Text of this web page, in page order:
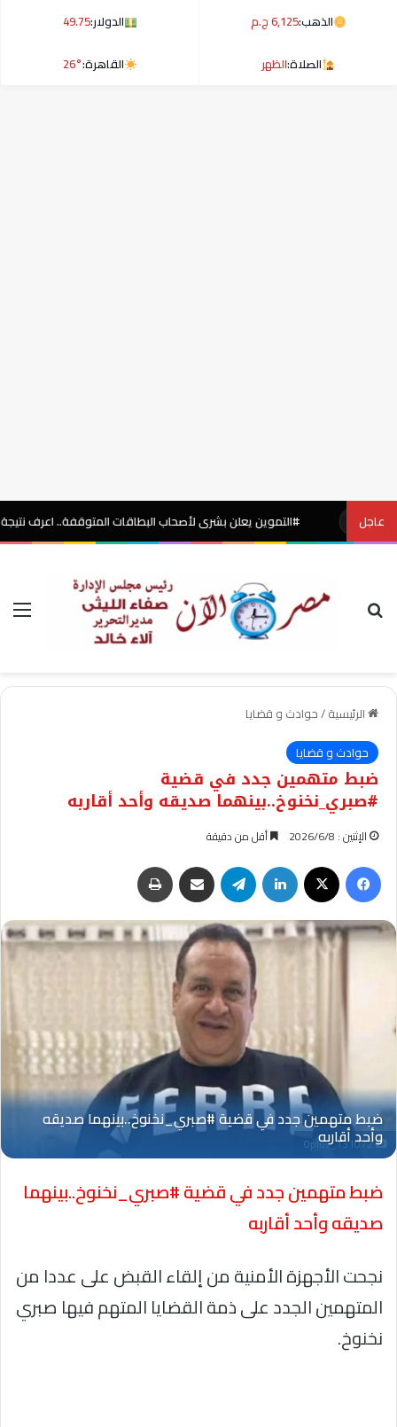
الذهب:6,125 ج.م الدولار:49.75
الصلاة:الظهر القاهرة:26°
عاجل #التموين يعلن بشرى لأصحاب البطاقات المتوقفة.. اعرف نتيجة التظلم
بحث عن
الرئيسية/حوادث و قضايا
حوادث و قضايا
ضبط متهمين جدد في قضية
#صبري_نخنوخ..بينهما صديقه وأحد أقاربه
الإثنين : 2026/6/8 أقل من دقيقة
فيسبوك لينكدإن تيلقرام مشاركة عبر البريد
Oplus_131072
ضبط متهمين جدد في قضية #صبري_نخنوخ..بينهما
صديقه وأحد أقاربه
نجحت الأجهزة الأمنية من إلقاء القبض على عددا من
المتهمين الجدد على ذمة القضايا المتهم فيها صبري
نخنوخ.